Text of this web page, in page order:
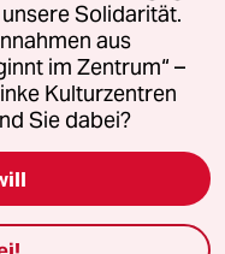
Richtlinien
Impressum AGB
(Ads)
Solidarität.
aus
im Zentrum“ –
Kulturzentren
Sie dabei?